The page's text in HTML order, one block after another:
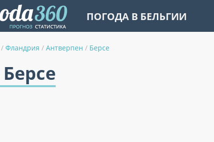
ПОГОДА В БЕЛЬГИИ
/ Фландрия / Антверпен / Берсе